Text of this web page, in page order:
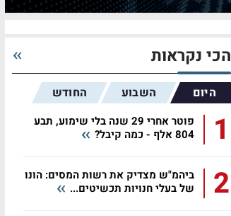
הכי נקראות
היום השבוע החודש
1
פוטר אחרי 29 שנה בלי שימוע, תבע
804 אלף - כמה קיבל?
2
ביהמ"ש מצדיק את רשות המסים: הונו
של בעלי חנויות תכשיטים...